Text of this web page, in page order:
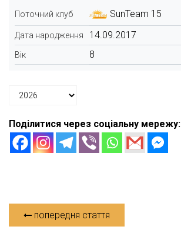
Поточний клуб SunTeam 15
Дата народження 14.09.2017
Вік 8
Поділитися через соціальну мережу:
попередня стаття